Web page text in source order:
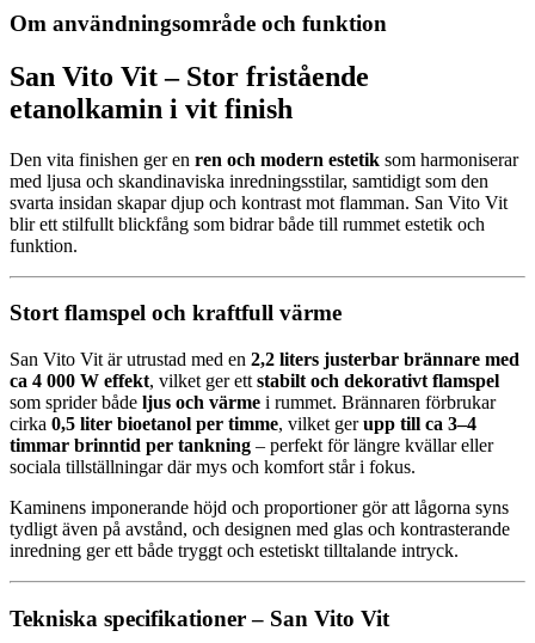
Om användningsområde och funktion
San Vito Vit – Stor fristående
etanolkamin i vit finish
Den vita finishen ger en ren och modern estetik som harmoniserar
med ljusa och skandinaviska inredningsstilar, samtidigt som den
svarta insidan skapar djup och kontrast mot flamman. San Vito Vit
blir ett stilfullt blickfång som bidrar både till rummet estetik och
funktion.
Stort flamspel och kraftfull värme
San Vito Vit är utrustad med en 2,2 liters justerbar brännare med
ca 4 000 W effekt, vilket ger ett stabilt och dekorativt flamspel
som sprider både ljus och värme i rummet. Brännaren förbrukar
cirka 0,5 liter bioetanol per timme, vilket gerupp till ca 3–4
timmar brinntid per tankning – perfekt för längre kvällar eller
sociala tillställningar där mys och komfort står i fokus.
Kaminens imponerande höjd och proportioner gör att lågorna syns
tydligt även på avstånd, och designen med glas och kontrasterande
inredning ger ett både tryggt och estetiskt tilltalande intryck.
Tekniska specifikationer – San Vito Vit